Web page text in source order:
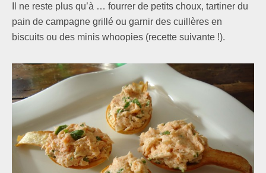
Il ne reste plus qu’à … fourrer de petits choux, tartiner du
pain de campagne grillé ou garnir des cuillères en
biscuits ou des minis whoopies (recette suivante !).